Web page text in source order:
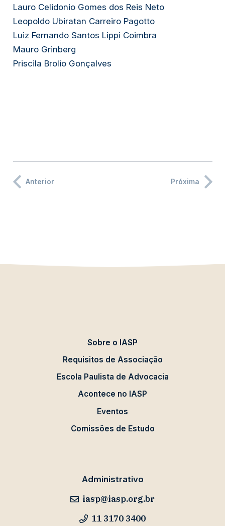
Lauro Celidonio Gomes dos Reis Neto
Leopoldo Ubiratan Carreiro Pagotto
Luiz Fernando Santos Lippi Coimbra
Mauro Grinberg
Priscila Brolio Gonçalves
Anterior Próxima
Sobre o IASP
Requisitos de Associação
Escola Paulista de Advocacia
Acontece no IASP
Eventos
Comissões de Estudo
Administrativo
iasp@iasp.org.br
11 3170 3400